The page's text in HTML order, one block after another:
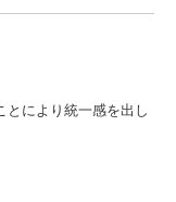
とにより統一感を出し